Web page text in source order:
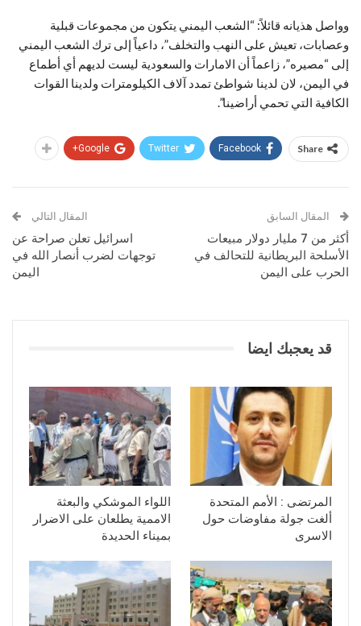
وواصل هذيانه قائلاً: “الشعب اليمني يتكون من مجموعات قبلية
وعصابات، تعيش على النهب والتخلف”، داعياً إلى ترك الشعب اليمني
إلى “مصيره”، زاعماً أن الامارات والسعودية ليست لديهم أي أطماع
في اليمن، لان لدينا شواطئ تمدد آلاف الكيلومترات ولدينا القوات
الكافية التي تحمي أراضينا”.
Share
Facebook
Twitter
Google+
المقال السابق
أكثر من 7 مليار دولار مبيعات
الأسلحة البريطانية للتحالف في
الحرب على اليمن
المقال التالي
اسرائيل تعلن صراحة عن
توجهات لضرب أنصار الله في
اليمن
قد يعجبك ايضا
المرتضى : الأمم المتحدة
ألغت جولة مفاوضات حول
الاسرى
اللواء الموشكي والبعثة
الاممية يطلعان على الاضرار
بميناء الحديدة